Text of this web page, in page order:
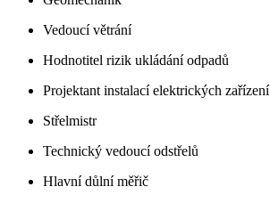
Vedoucí větrání
Hodnotitel rizik ukládání odpadů
Projektant instalací elektrických zařízení
Střelmistr
Technický vedoucí odstřelů
Hlavní důlní měřič